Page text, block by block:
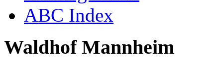
ABC Index
Waldhof Mannheim